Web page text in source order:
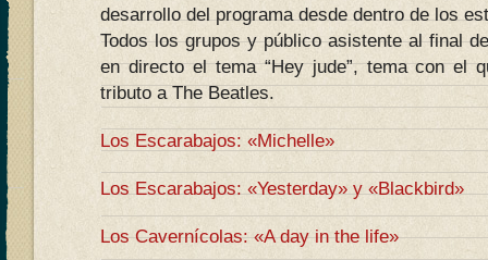
desarrollo del programa desde dentro de los
Todos los grupos y público asistente al final
en directo el tema “Hey jude”, tema con el
tributo a The Beatles.
Los Escarabajos: «Michelle»
Los Escarabajos: «Yesterday» y «Blackbird»
Los Cavernícolas: «A day in the life»